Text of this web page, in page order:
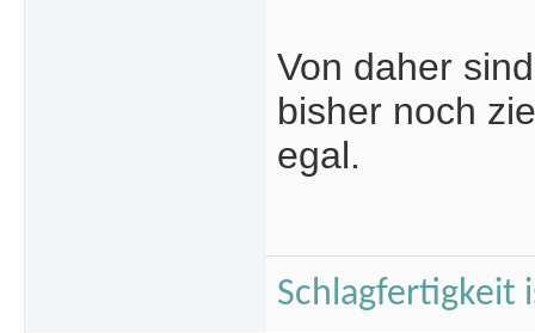
Von daher
bisher noch
egal.
Schlagfertigkeit